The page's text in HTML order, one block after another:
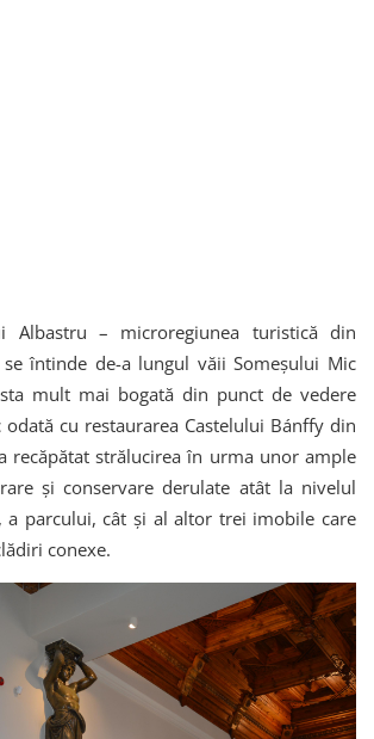
Albastru – microregiunea turistică din
întinde de-a lungul văii Someșului Mic
mult mai bogată din punct de vedere
cu restaurarea Castelului Bánffy din
recăpătat strălucirea în urma unor ample
și conservare derulate atât la nivelul
a parcului, cât și al altor trei imobile care
conexe.